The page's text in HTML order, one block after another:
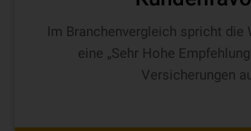
Im Branchenvergleich spricht
eine „Sehr Hohe
Versicherungen